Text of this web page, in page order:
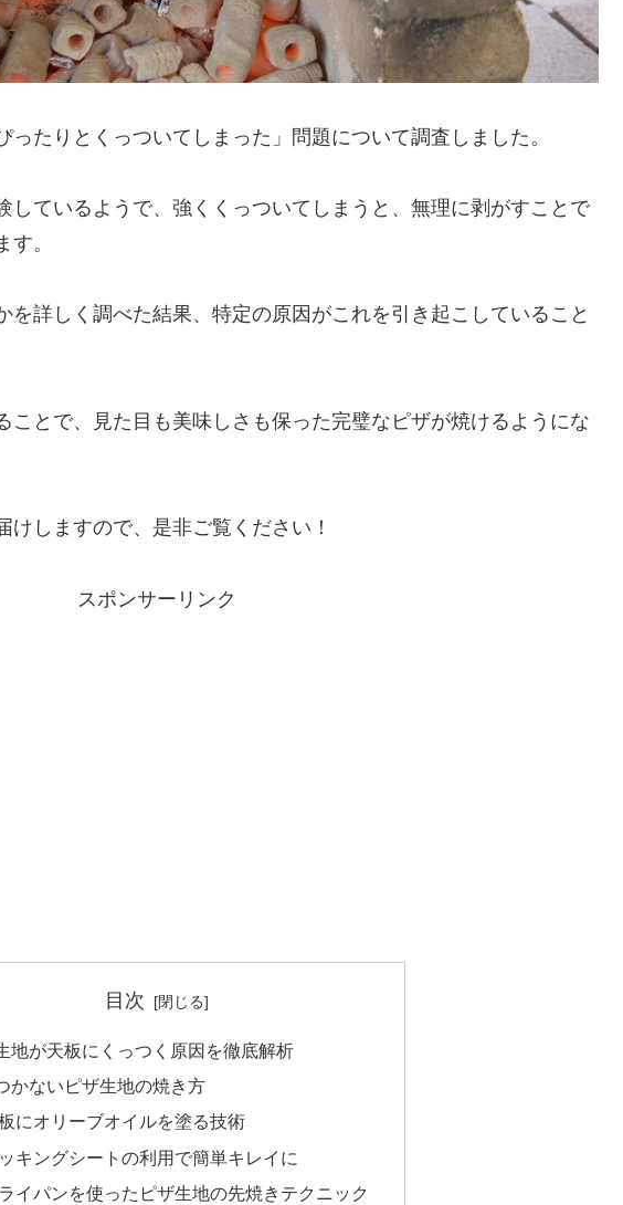
ったりとくっついてしまった」問題について調査しました。
しているようで、強くくっついてしまうと、無理に剥がすことで
。
を詳しく調べた結果、特定の原因がこれを引き起こしていること
ことで、見た目も美味しさも保った完璧なピザが焼けるようにな
しますので、是非ご覧ください！
スポンサーリンク
目次
地が天板にくっつく原因を徹底解析
かないピザ生地の焼き方
にオリーブオイルを塗る技術
キングシートの利用で簡単キレイに
イパンを使ったピザ生地の先焼きテクニック